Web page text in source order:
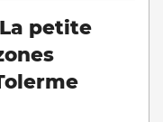
petite